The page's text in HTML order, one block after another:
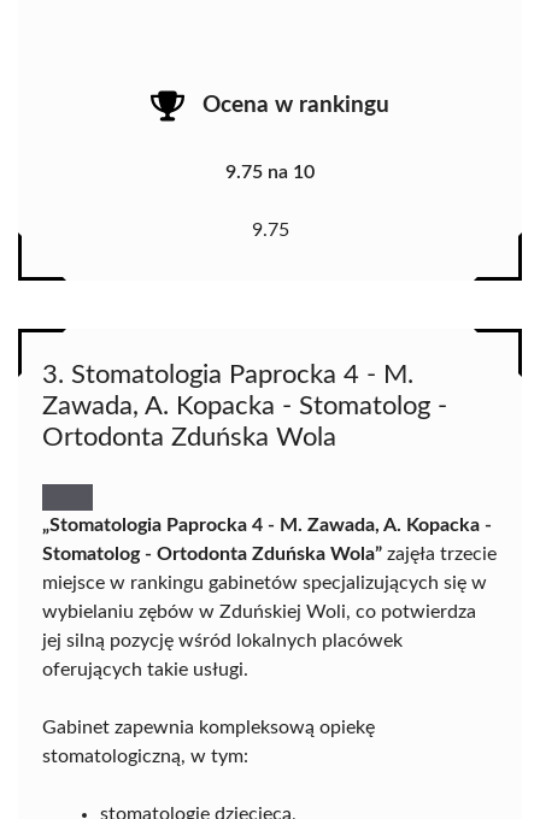
Ocena w rankingu
9.75 na 10
9.75
3. Stomatologia Paprocka 4 - M.
Zawada, A. Kopacka - Stomatolog -
Ortodonta Zduńska Wola
„Stomatologia Paprocka 4 - M. Zawada, A. Kopacka -
Stomatolog - Ortodonta Zduńska Wola” zajęła trzecie
miejsce w rankingu gabinetów specjalizujących się w
wybielaniu zębów w Zduńskiej Woli, co potwierdza
jej silną pozycję wśród lokalnych placówek
oferujących takie usługi.
Gabinet zapewnia kompleksową opiekę
stomatologiczną, w tym:
stomatologię dziecięcą,